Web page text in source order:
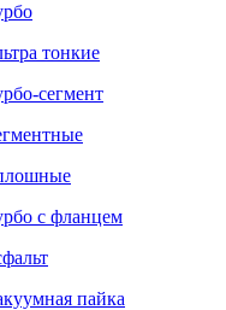
тонкие
сегмент
с фланцем
пайка